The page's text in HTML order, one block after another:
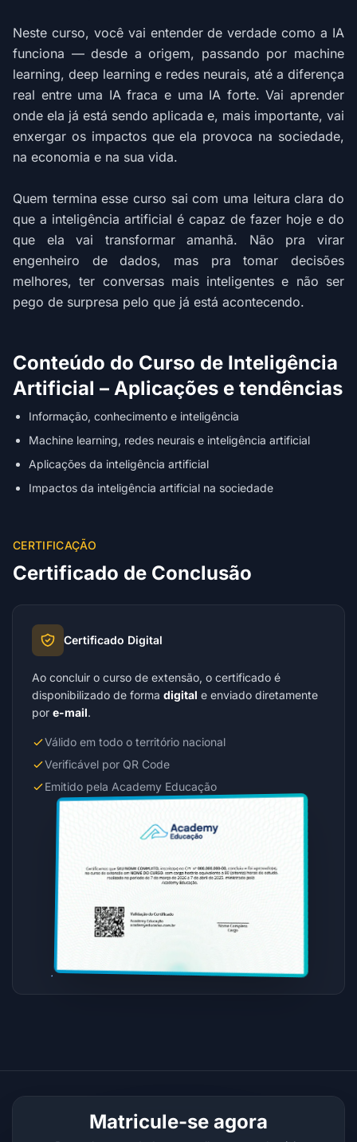
Neste curso, você vai entender de verdade como a IA
funciona — desde a origem, passando por machine
learning, deep learning e redes neurais, até a diferença
real entre uma IA fraca e uma IA forte. Vai aprender
onde ela já está sendo aplicada e, mais importante, vai
enxergar os impactos que ela provoca na sociedade,
na economia e na sua vida.
Quem termina esse curso sai com uma leitura clara do
que a inteligência artificial é capaz de fazer hoje e do
que ela vai transformar amanhã. Não pra virar
engenheiro de dados, mas pra tomar decisões
melhores, ter conversas mais inteligentes e não ser
pego de surpresa pelo que já está acontecendo.
Conteúdo do Curso de Inteligência
Artificial – Aplicações e tendências
Informação, conhecimento e inteligência
Machine learning, redes neurais e inteligência artificial
Aplicações da inteligência artificial
Impactos da inteligência artificial na sociedade
CERTIFICAÇÃO
Certificado de Conclusão
Certificado Digital
Ao concluir o curso de extensão, o certificado é
disponibilizado de forma digital e enviado diretamente
por e-mail.
Válido em todo o território nacional
Verificável por QR Code
Emitido pela Academy Educação
Matricule-se agora